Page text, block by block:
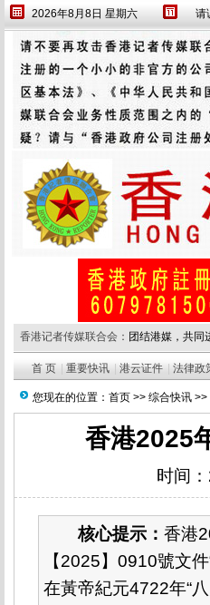
2026年8月8日 星期六 请
香港记者传媒联合会： 团结港媒，共同
首 页 重要快讯 港云证件 法律政
您现在的位置： 首页 >> 综合快讯 >>
香港2025
时间
核心提示： 香港
【2025】0910號文
在黃帝紀元4722年“